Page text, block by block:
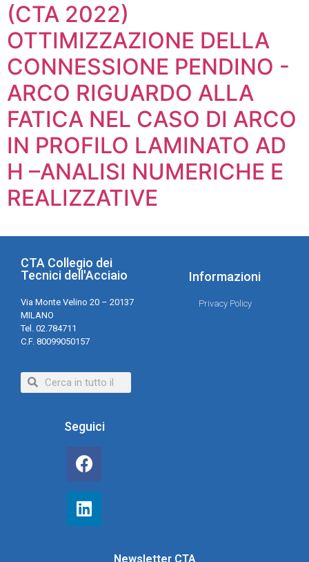
(CTA 2022)
OTTIMIZZAZIONE DELLA
CONNESSIONE PENDINO -
ARCO RIGUARDO ALLA
FATICA NEL CASO DI ARCO
IN PROFILO LAMINATO AD
H –ANALISI NUMERICHE E
REALIZZATIVE
CTA Collegio dei
Tecnici dell'Acciaio
Via Monte Velino 20 – 20137
MILANO
Tel. 02.784711
C.F. 80099050157
Informazioni
Privacy Policy
Seguici
Newsletter CTA